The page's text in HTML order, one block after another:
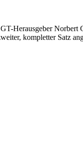
Herausgeber Norbert
kompletter Satz